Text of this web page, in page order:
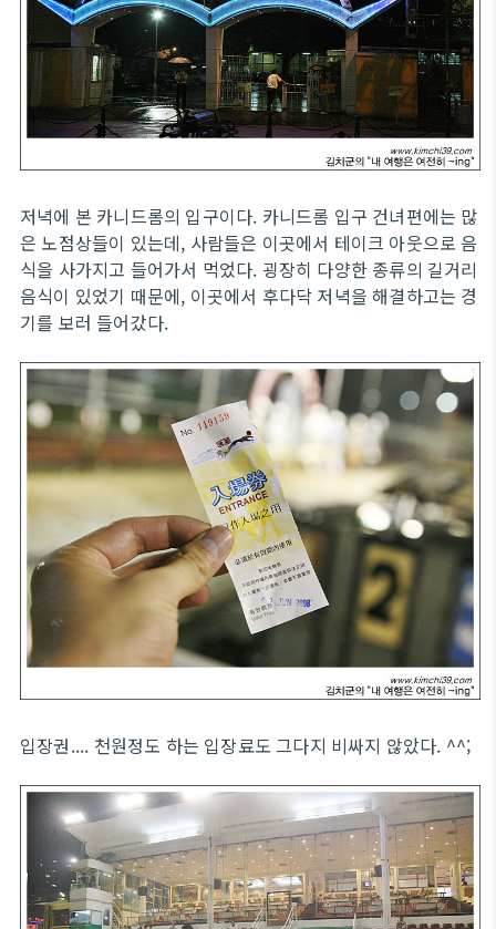
저녁에 본 카니드롬의 입구이다. 카니드롬 입구 건녀편에는 많
은 노점상들이 있는데, 사람들은 이곳에서 테이크 아웃으로 음
식을 사가지고 들어가서 먹었다. 굉장히 다양한 종류의 길거리
음식이 있었기 때문에, 이곳에서 후다닥 저녁을 해결하고는 경
기를 보러 들어갔다.
입장권.... 천원정도 하는 입장료도 그다지 비싸지 않았다. ^^;